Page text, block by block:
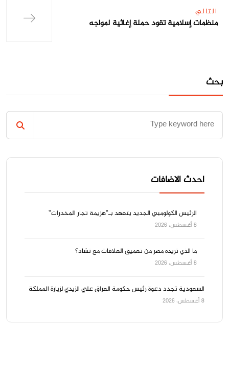
التالي
منظمات إسلامية تقود حملة إغاثية لمواجه
بحث
احدث الاضافات
الرئيس الكولومبي الجديد يتعهد بـ”هزيمة تجار المخدرات”
8 أغسطس، 2026
ما الذي تريده مصر من تعميق العلاقات مع تشاد؟
8 أغسطس، 2026
السعودية تجدد دعوة رئيس حكومة العراق علي الزيدي لزيارة المملكة
8 أغسطس، 2026